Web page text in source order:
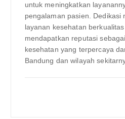
untuk meningkatkan
pengalaman pasien. Dedikasi
layanan kesehatan
mendapatkan reputasi
kesehatan yang terpercaya
Bandung dan wilayah